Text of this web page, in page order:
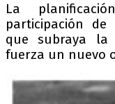
La
participación de
que subraya
fuerza un nuevo